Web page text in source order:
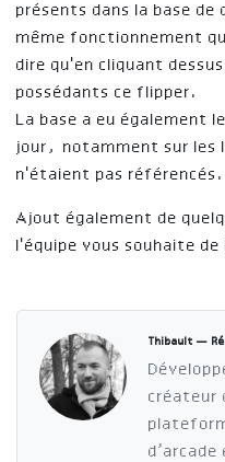
présents dans la base
même fonctionnement
dire qu'en cliquant
possédants ce flipper.
La base a eu également
jour, notamment sur les
n'étaient pas référencés.
Ajout également de
l'équipe vous souhaite
Thibault —
créateur